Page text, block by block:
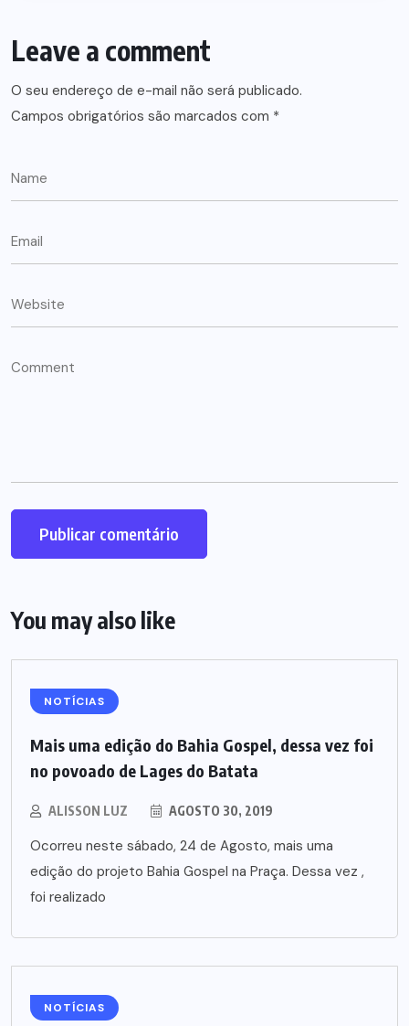
Leave a comment
O seu endereço de e-mail não será publicado.
Campos obrigatórios são marcados com *
You may also like
NOTÍCIAS
Mais uma edição do Bahia Gospel, dessa vez foi
no povoado de Lages do Batata
ALISSON LUZ AGOSTO 30, 2019
Ocorreu neste sábado, 24 de Agosto, mais uma
edição do projeto Bahia Gospel na Praça. Dessa vez ,
foi realizado
NOTÍCIAS